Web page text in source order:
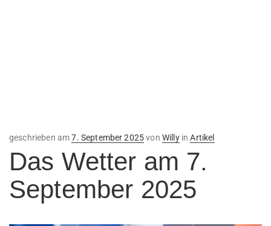
geschrieben amVeröffentlicht
am
7. September 2025von WillyinArtikel
Das Wetter am 7.
September 2025